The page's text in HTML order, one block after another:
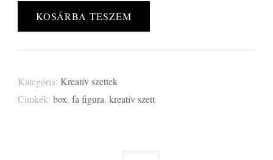
mennyiség
KOSÁRBA TESZEM
Kategória: Kreatív szettek
Címkék: box, fa figura, kreatív szett